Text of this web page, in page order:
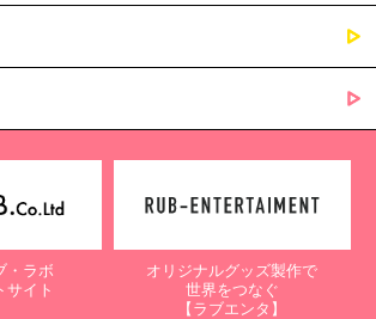
請求
らの求めに応じ、当社が保有するご本人の個人
知、開示、訂正・追加・削除、利用停止・消去
停止等のご請求を受けた場合は速やかに対応い
するお問合せ先】
lab.com
・ラボ
サイト
オリジナルグッズ製作で
世界をつなぐ
【ラブエンタ】